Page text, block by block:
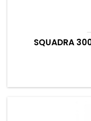
SQUADRA